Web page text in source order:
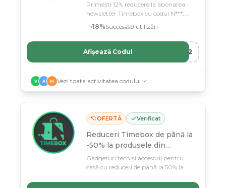
Primești 12% reducere la abonarea
newsletter Timebox cu codul N***,
valabil până în martie 2080
18%Succes 9 utilizări
R12
Afișează Codul
V A M Vezi toata activitatea codului
OFERTĂ Verificat
Reduceri Timebox de până la
-50% la produsele din
selecție
Gadgeturi tech și accesorii pentru
casă cu reduceri de până la 50% la